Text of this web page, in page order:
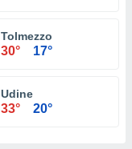
Tolmezzo
30° 17°
Udine
33° 20°